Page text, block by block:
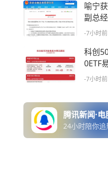
喻宁
副总
-7小时前
科创
0ETF
一月“
-7小时前
腾讯新闻·
24小时陪你追